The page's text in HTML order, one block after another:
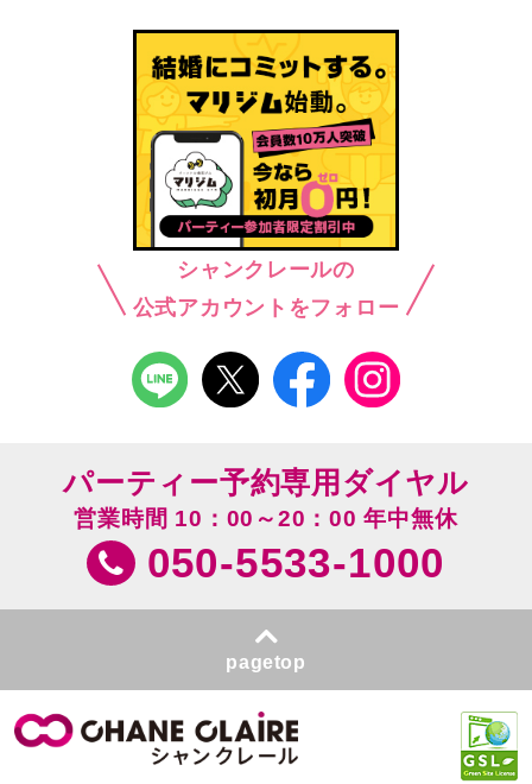
シャンクレールの
公式アカウントをフォロー
パーティー予約専用ダイヤル
営業時間 10：00～20：00 年中無休
050-5533-1000
pagetop